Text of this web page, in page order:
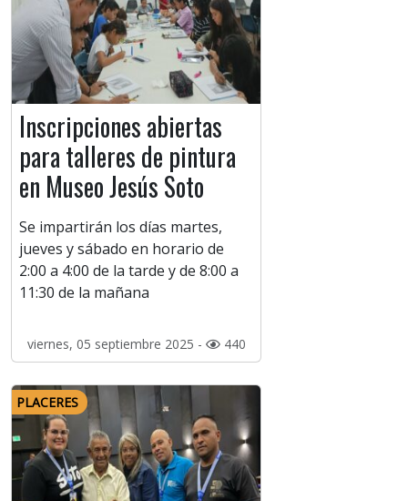
Inscripciones abiertas
para talleres de pintura
en Museo Jesús Soto
Se impartirán los días martes,
jueves y sábado en horario de
2:00 a 4:00 de la tarde y de 8:00 a
11:30 de la mañana
viernes, 05 septiembre 2025 - 440
PLACERES